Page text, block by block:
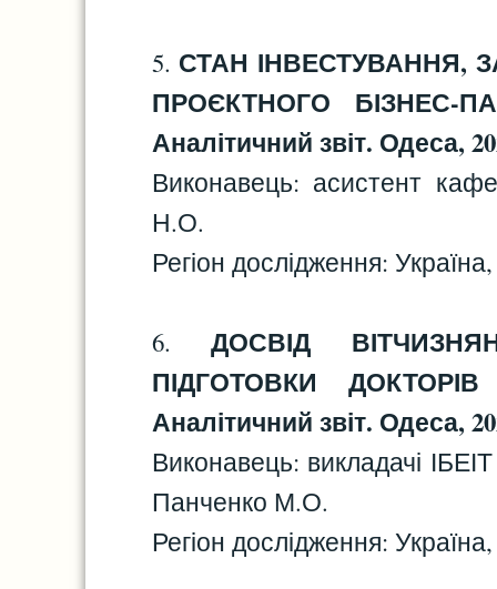
5. СТАН ІНВЕСТУВАННЯ,
ПРОЄКТНОГО БІЗНЕС-
Аналітичний звіт. Одеса,
Виконавець: асистент
Н.О.
Регіон дослідження: Україна,
6.ДОСВІД
ПІДГОТОВКИ
Аналітичний звіт. Одеса,
Виконавець: викладачі
Панченко М.О.
Регіон дослідження: Україна,